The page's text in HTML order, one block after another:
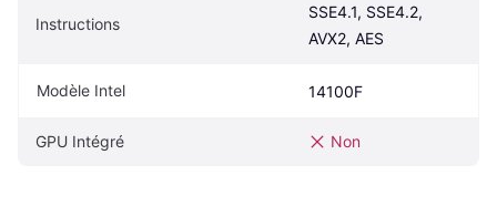
Instructions
SSE4.1, SSE4.2,
AVX2, AES
Modèle Intel 14100F
GPU Intégré Non